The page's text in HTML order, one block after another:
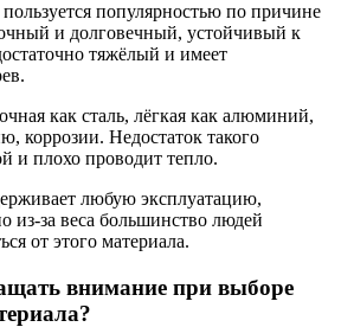
пользуется популярностью по причине
и долговечный, устойчивый к
тяжёлый и имеет
как сталь, лёгкая как алюминий,
коррозии. Недостаток такого
и плохо проводит тепло.
любую эксплуатацию,
из-за веса большинство людей
от этого материала.
внимание при выборе